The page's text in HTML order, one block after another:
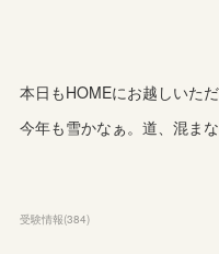
本日もHOMEにお越しいた
今年も雪かなぁ。道、混まな
受験情報(384)